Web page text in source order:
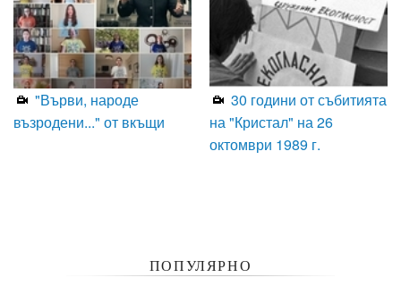
"Върви, народе
възродени..." от вкъщи
30 години от събитията
на "Кристал" на 26
октомври 1989 г.
ПОПУЛЯРНО